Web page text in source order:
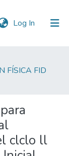
Log In (current)
FÍSICA FID
clclo ll